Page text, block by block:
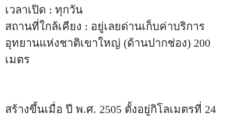
เวลาเปิด : ทุกวัน
สถานที่ใกล้เคียง : อยู่เลยด่านเก็บค่าบริการ
อุทยานแห่งชาติเขาใหญ่ (ด้านปากช่อง) 200
เมตร
สร้างขึ้นเมื่อ ปี พ.ศ. 2505 ตั้งอยู่กิโลเมตรที่ 24